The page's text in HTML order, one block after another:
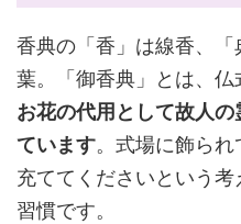
香典の「香」は線香、
葉。「御香典」とは、
お花の代用として故人
ています。式場に飾ら
充ててくださいという考
習慣です。